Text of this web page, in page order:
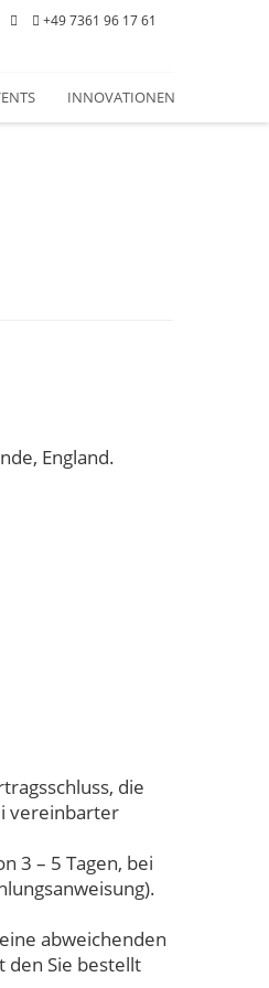
+49 7361 96 17 61
INNOVATIONEN
England.
die
vereinbarter
3 – 5 Tagen, bei
abweichenden
den Sie bestellt